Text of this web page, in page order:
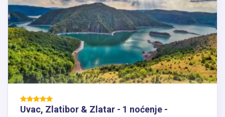
Uvac, Zlatibor & Zlatar - 1 noćenje -